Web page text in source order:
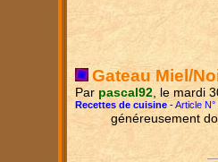
Gateau Miel/
Par pascal92 , le mardi
Recettes de cuisine -Article
généreusement